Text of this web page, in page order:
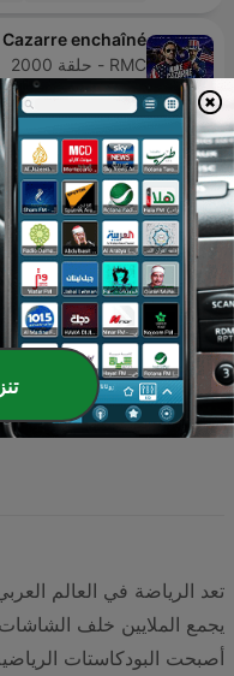
enchaîné
RMC - حلقة 2000
قبل 3 أسبوعًا 26 min
s'enflamme
RMC - حلقة 2000
قبل 2 أسبوعًا 23 min
3 on 3
iHeartPodcasts - حلقة 39
10 أكتوبر 2024
1
تعد الرياضة في العالم
يجمع الملايين خلف
أصبحت البودكاستات